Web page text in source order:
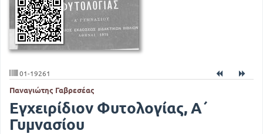
01-19261
Παναγιώτης Γαβρεσέας
Εγχειρίδιον Φυτολογίας, Α΄
Γυμνασίου